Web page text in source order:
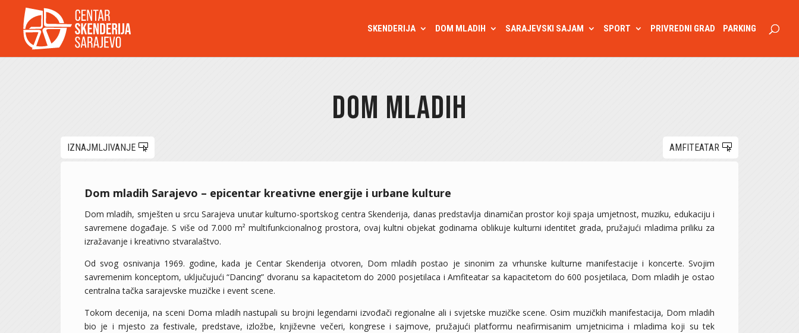
SKENDERIJA DOM MLADIH SARAJEVSKI SAJAM SPORT PRIVREDNI GRAD PARKING
Dom mladih
IZNAJMLJIVANJE AMFITEATAR
Dom mladih Sarajevo – epicentar kreativne energije i urbane kulture
Dom mladih, smješten u srcu Sarajeva unutar kulturno-sportskog centra Skenderija, danas predstavlja dinamičan prostor koji spaja umjetnost, muziku, edukaciju i
savremene događaje. S više od 7.000 m² multifunkcionalnog prostora, ovaj kultni objekat godinama oblikuje kulturni identitet grada, pružajući mladima priliku za
izražavanje i kreativno stvaralaštvo.
Od svog osnivanja 1969. godine, kada je Centar Skenderija otvoren, Dom mladih postao je sinonim za vrhunske kulturne manifestacije i koncerte. Svojim
savremenim konceptom, uključujući “Dancing” dvoranu sa kapacitetom do 2000 posjetilaca i Amfiteatar sa kapacitetom do 600 posjetilaca, Dom mladih je ostao
centralna tačka sarajevske muzičke i event scene.
Tokom decenija, na sceni Doma mladih nastupali su brojni legendarni izvođači regionalne ali i svjetske muzičke scene. Osim muzičkih manifestacija, Dom mladih
bio je i mjesto za festivale, predstave, izložbe, književne večeri, kongrese i sajmove, pružajući platformu neafirmisanim umjetnicima i mladima koji su tek